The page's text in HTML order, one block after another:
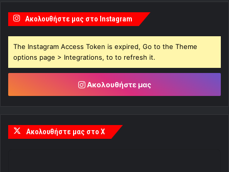
Ακολουθήστε μας στο Instagram
The Instagram Access Token is expired, Go to the Theme
options page > Integrations, to to refresh it.
Ακολουθήστε μας
Ακολουθήστε μας στο X